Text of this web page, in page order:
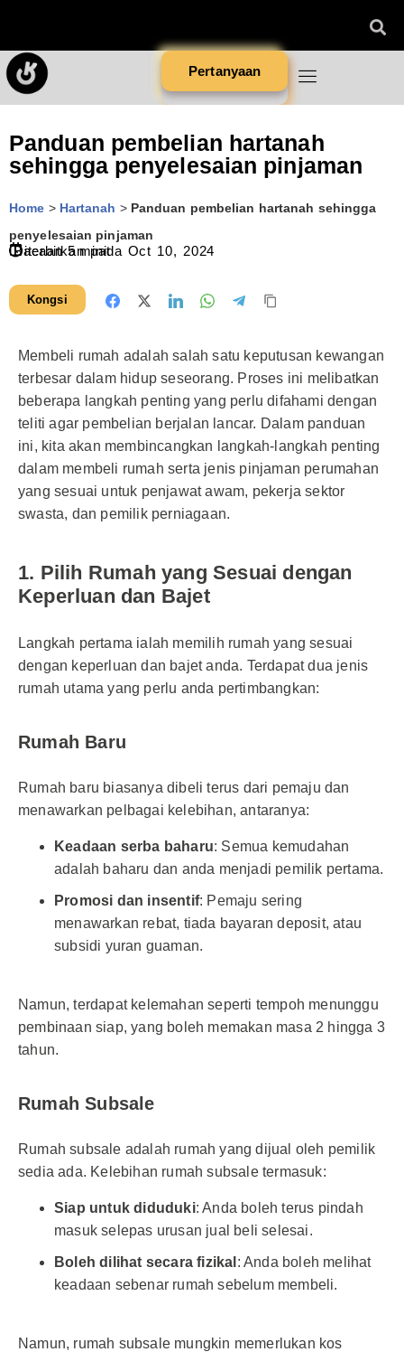
Pertanyaan
Panduan pembelian hartanah
sehingga penyelesaian pinjaman
Home > Hartanah > Panduan pembelian hartanah sehingga
penyelesaian pinjaman
Diterbitkan pada Oct 10, 2024
Bacaan5 minit
Kongsi
Membeli rumah adalah salah satu keputusan kewangan
terbesar dalam hidup seseorang. Proses ini melibatkan
beberapa langkah penting yang perlu difahami dengan
teliti agar pembelian berjalan lancar. Dalam panduan
ini, kita akan membincangkan langkah-langkah penting
dalam membeli rumah serta jenis pinjaman perumahan
yang sesuai untuk penjawat awam, pekerja sektor
swasta, dan pemilik perniagaan.
1. Pilih Rumah yang Sesuai dengan
Keperluan dan Bajet
Langkah pertama ialah memilih rumah yang sesuai
dengan keperluan dan bajet anda. Terdapat dua jenis
rumah utama yang perlu anda pertimbangkan:
Rumah Baru
Rumah baru biasanya dibeli terus dari pemaju dan
menawarkan pelbagai kelebihan, antaranya:
Keadaan serba baharu: Semua kemudahan
adalah baharu dan anda menjadi pemilik pertama.
Promosi dan insentif: Pemaju sering
menawarkan rebat, tiada bayaran deposit, atau
subsidi yuran guaman.
Namun, terdapat kelemahan seperti tempoh menunggu
pembinaan siap, yang boleh memakan masa 2 hingga 3
tahun.
Rumah Subsale
Rumah subsale adalah rumah yang dijual oleh pemilik
sedia ada. Kelebihan rumah subsale termasuk:
Siap untuk diduduki: Anda boleh terus pindah
masuk selepas urusan jual beli selesai.
Boleh dilihat secara fizikal : Anda boleh melihat
keadaan sebenar rumah sebelum membeli.
Namun, rumah subsale mungkin memerlukan kos